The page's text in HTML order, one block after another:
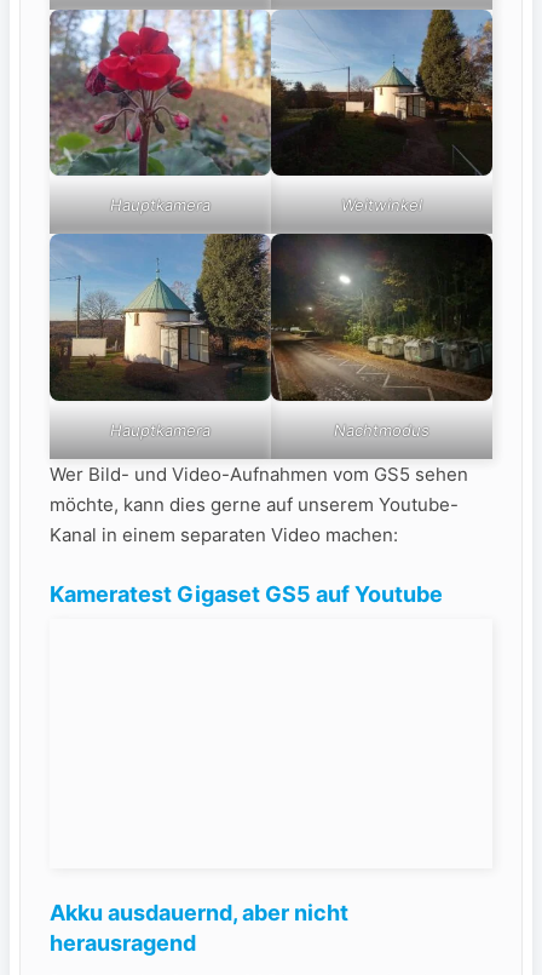
Hauptkamera Weitwinkel
Hauptkamera Nachtmodus
Wer Bild- und Video-Aufnahmen vom GS5 sehen
möchte, kann dies gerne auf unserem Youtube-
Kanal in einem separaten Video machen:
Kameratest Gigaset GS5 auf Youtube
Akku ausdauernd, aber nicht
herausragend